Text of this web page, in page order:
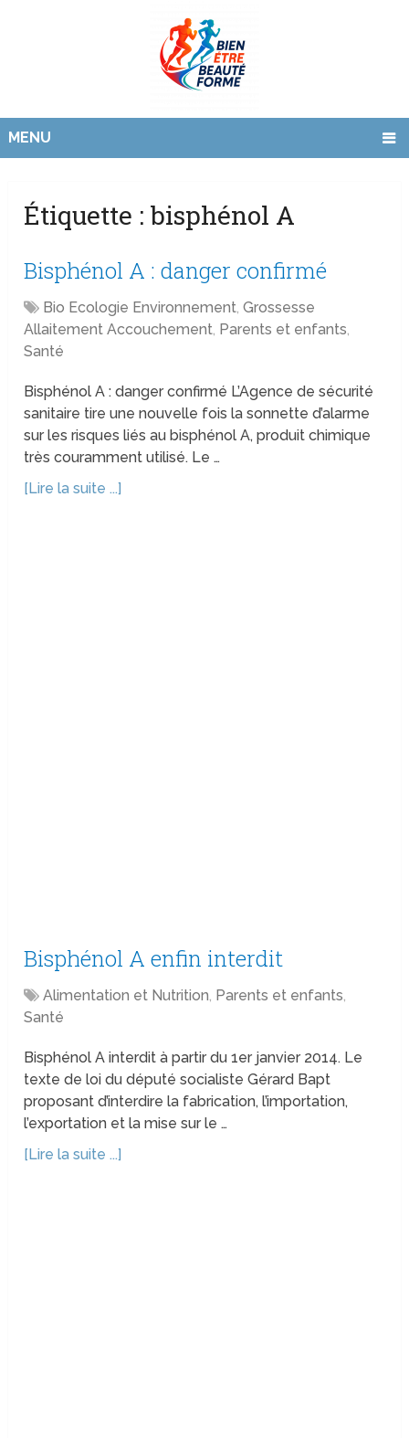
MENU
Étiquette :bisphénol A
Bisphénol A : danger confirmé
Bio Ecologie Environnement,Grossesse
Allaitement Accouchement, Parents et enfants,
Santé
Bisphénol A : danger confirmé L’Agence de sécurité
sanitaire tire une nouvelle fois la sonnette d’alarme
sur les risques liés au bisphénol A, produit chimique
très couramment utilisé. Le …
[Lire la suite ...]
Bisphénol A enfin interdit
Alimentation et Nutrition, Parents et enfants,
Santé
Bisphénol A interdit à partir du 1er janvier 2014. Le
texte de loi du député socialiste Gérard Bapt
proposant d’interdire la fabrication, l’importation,
l’exportation et la mise sur le …
[Lire la suite ...]